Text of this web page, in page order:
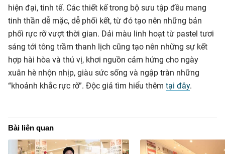
hiện đại, tinh tế. Các thiết kế trong bộ sưu tập đều mang
tinh thần dễ mặc, dễ phối kết, từ đó tạo nên những bản
phối rực rỡ vượt thời gian. Dải màu linh hoạt từ pastel tươi
sáng tới tông trầm thanh lịch cũng tạo nên những sự kết
hợp hài hòa và thú vị, khơi nguồn cảm hứng cho ngày
xuân hè nhộn nhịp, giàu sức sống và ngập tràn những
“khoảnh khắc rực rỡ”. Độc giả tìm hiểu thêmtại đây.
Bài liên quan